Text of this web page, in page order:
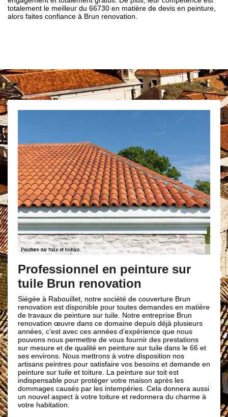
totalement le meilleur du 66730 en matière de devis en peinture,
alors faites confiance à Brun renovation.
en peinture sur
Brun renovation
Rabouillet, notre société de couverture Brun
est disponible pour toutes demandes en matière
de peinture sur tuile. Notre entreprise Brun
œuvre dans ce domaine depuis déjà plusieurs
c’est avec ces années d’expérience que nous
nous permettre de vous fournir des prestations
et de qualité en peinture sur tuile dans le 66 et
Nous mettrons à votre disposition nos
peintres pour satisfaire vos besoins et demande en
sur tuile et toiture. La peinture sur toit est
pour protéger votre maison après les
causés par les intempéries. Cela donnera aussi
aspect à votre toiture et redonnera du charme à
Faire
peinture
Une maison qui
plus pour la
sécurité. C’est
le 66730. Pour
l’autorité de
équipe, Brun
de peinture sur
Il vous suffit de
l’embarras du